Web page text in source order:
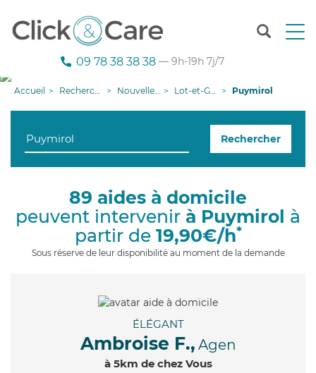
T
n
g
i
09 78 38 38 38 — 9h-19h 7j/7
Accueil Recherche aide à domicile Nouvelle-Aquitaine Lot-et-Garonne Puymirol
Rechercher
89 aides à domicile
peuvent intervenir à Puymirol à
partir de 19,90€/h*
Sous réserve de leur disponibilité au moment de la demande
ÉLÉGANT
Ambroise F., Agen
à 5km de chez Vous